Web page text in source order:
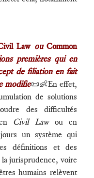
Law ouCommon
premières qui en
de filiation en fait
modifie📜👶En effet,
de solutions
des difficultés
Civil Law ou en
un système qui
définitions et des
la jurisprudence, voire
humains relèvent